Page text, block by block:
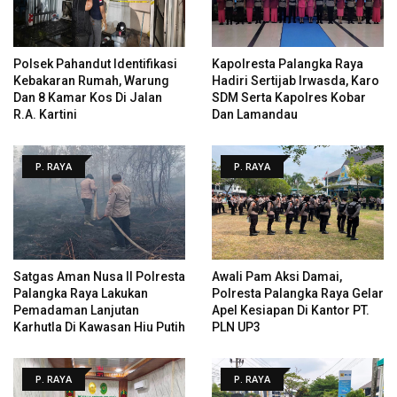
Polsek Pahandut Identifikasi
Kebakaran Rumah, Warung
Dan 8 Kamar Kos Di Jalan
R.A. Kartini
Kapolresta Palangka Raya
Hadiri Sertijab Irwasda, Karo
SDM Serta Kapolres Kobar
Dan Lamandau
P. RAYA
Satgas Aman Nusa II Polresta
Palangka Raya Lakukan
Pemadaman Lanjutan
Karhutla Di Kawasan Hiu Putih
P. RAYA
Awali Pam Aksi Damai,
Polresta Palangka Raya Gelar
Apel Kesiapan Di Kantor PT.
PLN UP3
P. RAYA P. RAYA